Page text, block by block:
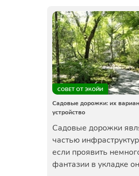
СОВЕТ ОТ ЭКОЙИ
Садовые дорожки: их
устройство
Садовые дорожки
частью
если проявить
фантазии в укладке